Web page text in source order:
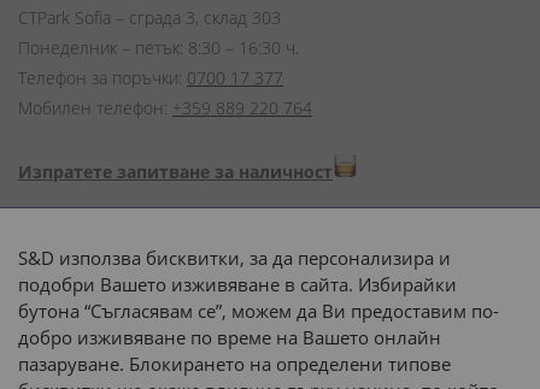
CTPark Sofia – сграда 3, склад 303
Понеделник – петък: 8:30 – 16:30 ч.
Телефон за поръчки: 0700 17 377
Мобилен телефон: +359 889 220 764
Изпратете запитване за наличност
Начини на плащане:
Доставка до адрес с:
S&D използва бисквитки, за да персонализира и
подобри Вашето изживяване в сайта. Избирайки
бутона “Съгласявам се”, можем да Ви предоставим по-
добро изживяване по време на Вашето онлайн
пазаруване. Блокирането на определени типове